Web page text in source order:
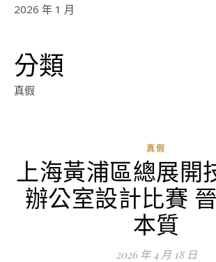
2026 年 1 月
分類
真假
真假
上海黃浦區總展開
辦公室設計比賽
本質
2026 年 4 月 18 日